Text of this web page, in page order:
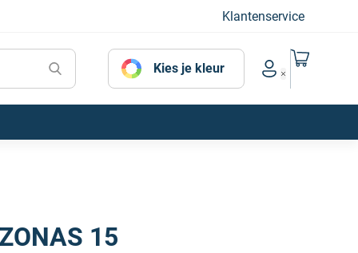
Klantenservice
Kies je kleur
Account menu
Naar mijn
15